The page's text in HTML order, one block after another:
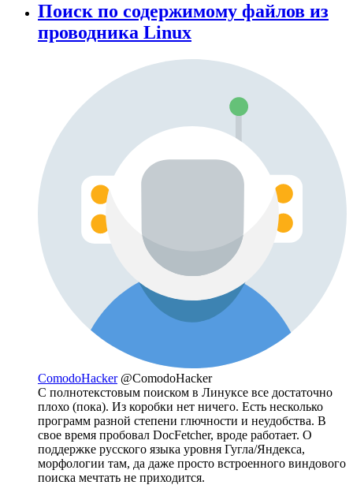
Поиск по содержимому файлов из
проводника Linux
ComodoHacker @ComodoHacker
С полнотекстовым поиском в Линуксе все достаточно
плохо (пока). Из коробки нет ничего. Есть несколько
программ разной степени глючности и неудобства. В
свое время пробовал DocFetcher, вроде работает. О
поддержке русского языка уровня Гугла/Яндекса,
морфологии там, да даже просто встроенного виндового
поиска мечтать не приходится.